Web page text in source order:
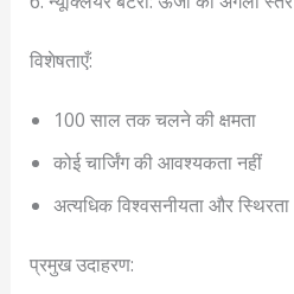
विशेषताएँ:
100 साल तक चलने की क्षमता
कोई चार्जिंग की आवश्यकता नहीं
अत्यधिक विश्वसनीयता और स्थिरता
प्रमुख उदाहरण: